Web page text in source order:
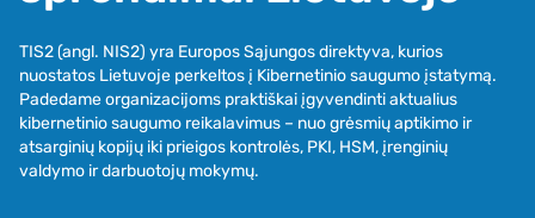
TIS2 (angl. NIS2) yra Europos Sąjungos direktyva, kurios
nuostatos Lietuvoje perkeltos į Kibernetinio saugumo įstatymą.
Padedame organizacijoms praktiškai įgyvendinti aktualius
kibernetinio saugumo reikalavimus – nuo grėsmių aptikimo ir
atsarginių kopijų iki prieigos kontrolės, PKI, HSM, įrenginių
valdymo ir darbuotojų mokymų.